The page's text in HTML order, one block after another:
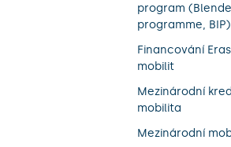
program
programme, BIP)
Financování
mobilit
Mezinárodní
mobilita
Mezinárodní